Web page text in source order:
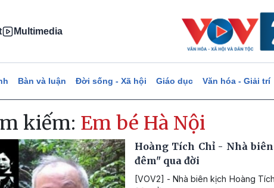
Multimedia
Bàn và luận Đời sống - Xã hội Giáo dục Văn hóa - Giải trí
kiếm: Em bé Hà Nội
Hoàng Tích Chỉ - Nhà
đêm" qua đời
[VOV2] - Nhà biên kịch Hoàng